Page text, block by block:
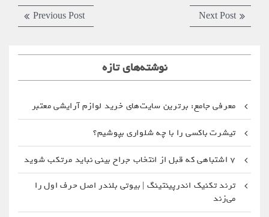
راهبری
نوشته
Previous Post
Previous
post:
Next Post
Next
post:
نوشته‌های تازه
معرفی جامع: برترین سایت‌های خرید لوازم آرایشی معتبر
تیشرت باکسی را با چه شلواری بپوشیم؟
۷ اشتباهی که قبل از انتخاب جراح بینی نباید مرتکب شوید
ترند تکنیک اندرپینتینگ | بیوتی بلندر اصل حرف اول را
می‌زند